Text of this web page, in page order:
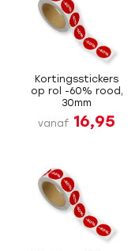
Kortingsstickers
op rol -60% rood,
30mm
vanaf 16,95